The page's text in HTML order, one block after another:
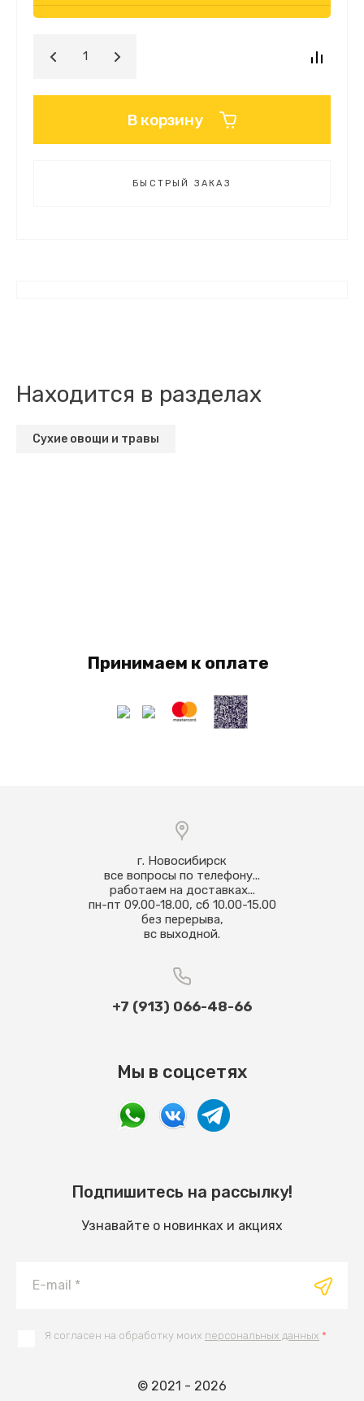
В корзину
БЫСТРЫЙ ЗАКАЗ
Находится в разделах
Сухие овощи и травы
Принимаем к оплате
© 2021 - 2026
г. Новосибирск
все вопросы по телефону...
работаем на доставках...
пн-пт 09.00-18.00, сб 10.00-15.00
без перерыва,
вс выходной.
+7 (913) 066-48-66
Мы в соцсетях
Подпишитесь на рассылку!
Узнавайте о новинках и акциях
Я согласен на обработку моих персональных данных *